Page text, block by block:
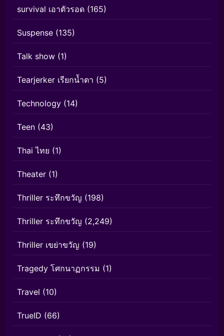
survival เอาตัวรอด (165)
Suspense (135)
Talk show (1)
Tearjerker เรียกน้ำตา (5)
Technology (14)
Teen (43)
Thai ไทย (1)
Theater (1)
Thriller ระทึกขวัญ (198)
Thriller ระทึกขวัญ (2,249)
Thriller เขย่าขวัญ (19)
Tragedy โศกนาฏกรรม (1)
Travel (10)
TrueID (66)